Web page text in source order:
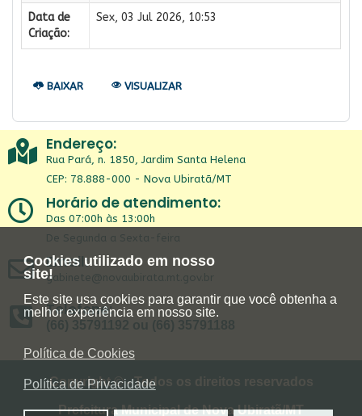
Cookies utilizado em nosso
site!
Este site usa cookies para garantir que você obtenha a
melhor experiência em nosso site.
Política de Cookies
Política de Privacidade
Data de
Criação:
Sex, 03 Jul 2026, 10:53
BAIXAR VISUALIZAR
Endereço:
Rua Pará, n. 1850, Jardim Santa Helena
CEP: 78.888-000 - Nova Ubiratã/MT
Horário de atendimento:
Das 07:00h às 13:00h
De Segunda a Sexta-feira
Email:
gabinete@novaubirata.mt.gov.br
Telefone:
(66) 35791192 ou (66) 35791188
Copyright © - Todos os direitos reservados
Prefeitura Municipal de Nova Ubiratã/MT